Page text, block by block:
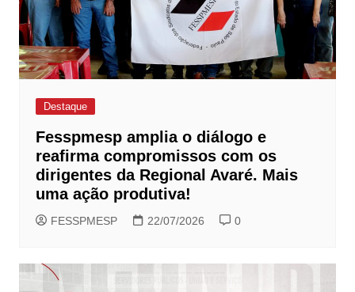
Destaque
Fesspmesp amplia o diálogo e
reafirma compromissos com os
dirigentes da Regional Avaré. Mais
uma ação produtiva!
FESSPMESP 22/07/2026 0